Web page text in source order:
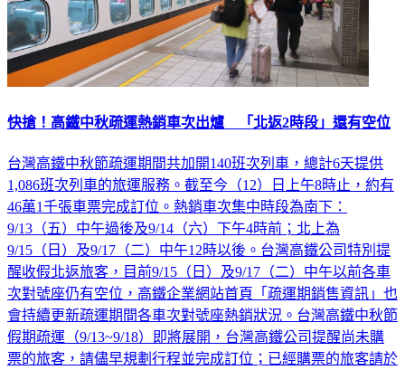
1,086班次列車的旅運服務。截至今（12）日上午8時止，約有
46萬1千張車票完成訂位。熱銷車次集中時段為南下：
9/13（五）中午過後及9/14（六）下午4時前；北上為
9/15（日）及9/17（二）中午12時以後。台灣高鐵公司特別提
醒收假北返旅客，目前9/15（日）及9/17（二）中午以前各車
次對號座仍有空位，高鐵企業網站首頁「疏運期銷售資訊」也
會持續更新疏運期間各車次對號座熱銷狀況。台灣高鐵中秋節
假期疏運（9/13~9/18）即將展開，台灣高鐵公司提醒尚未購
票的旅客，請儘早規劃行程並完成訂位；已經購票的旅客請於
到站前提早取票，站外取票通路包括「T-EX行動購票」App、